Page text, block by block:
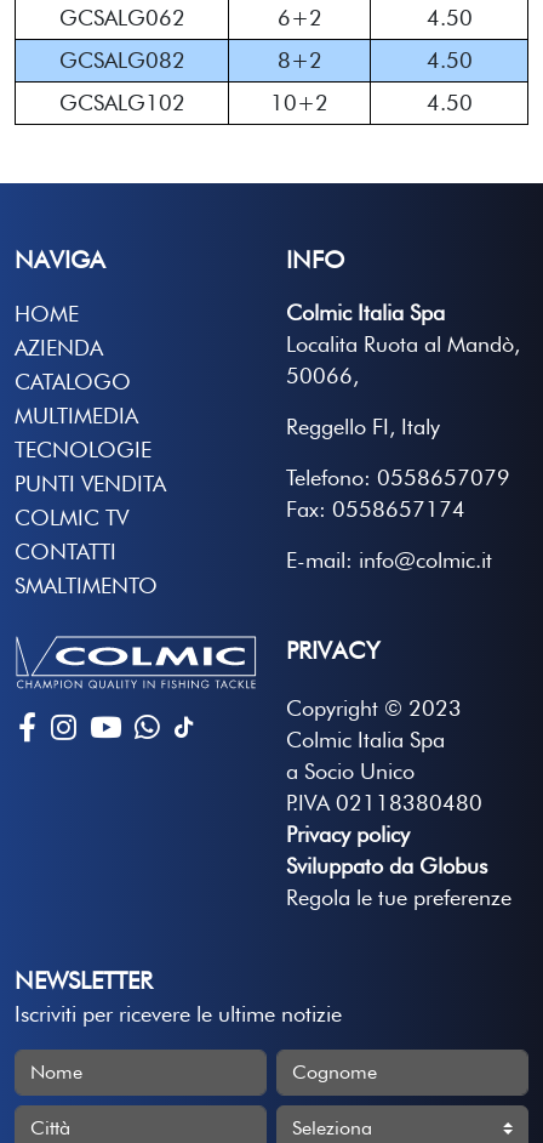
GCSALG062
6+2
4.50
GCSALG082
8+2
4.50
GCSALG102
10+2 4.50
NAVIGA
HOME
AZIENDA
CATALOGO
MULTIMEDIA
TECNOLOGIE
PUNTI VENDITA
COLMIC TV
CONTATTI
SMALTIMENTO
INFO
Colmic Italia Spa
Localita Ruota al Mandò,
50066,
Reggello FI, Italy
Telefono: 0558657079
Fax: 0558657174
E-mail: info@colmic.it
PRIVACY
Copyright © 2023
Colmic Italia Spa
a Socio Unico
P.IVA 02118380480
Privacy policy
Sviluppato da Globus
Regola le tue preferenze
NEWSLETTER
Iscriviti per ricevere le ultime notizie